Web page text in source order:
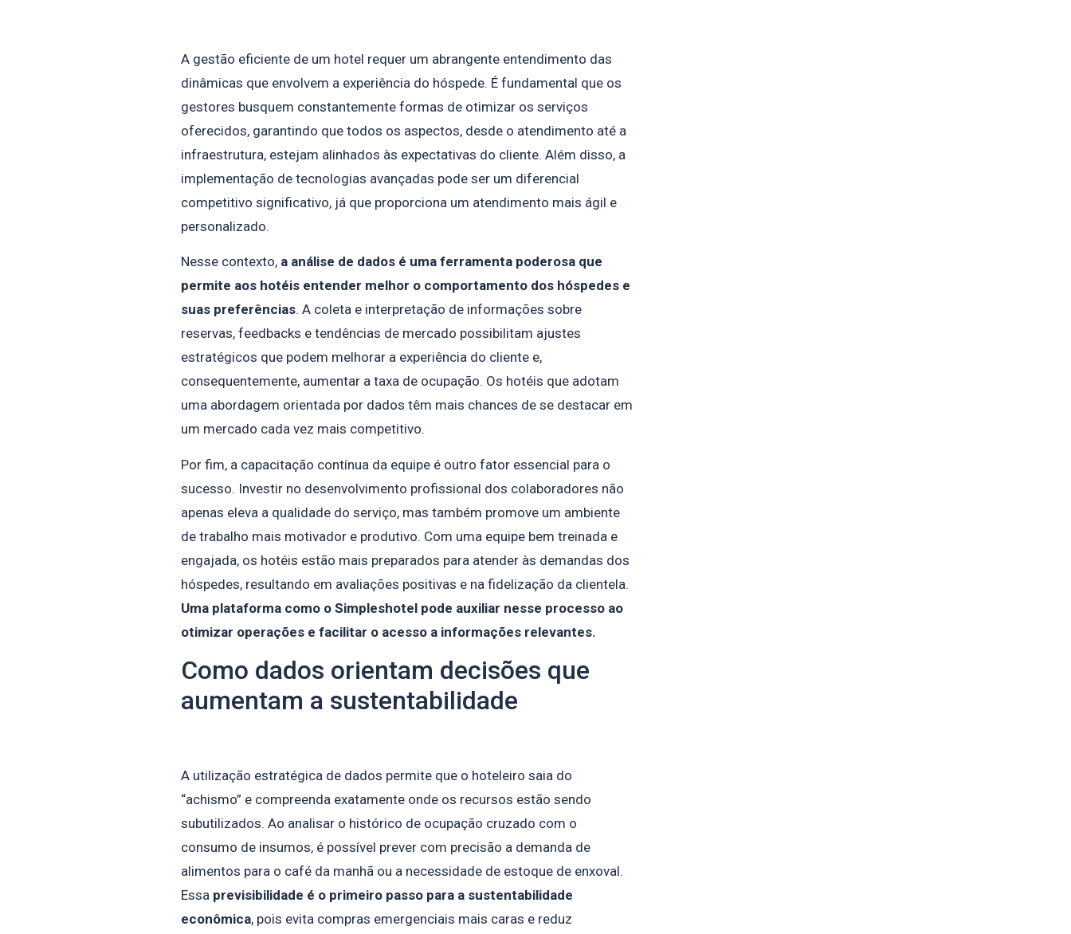
A gestão eficiente de um hotel requer um abrangente entendimento das
dinâmicas que envolvem a experiência do hóspede. É fundamental que os
gestores busquem constantemente formas de otimizar os serviços
oferecidos, garantindo que todos os aspectos, desde o atendimento até a
infraestrutura, estejam alinhados às expectativas do cliente. Além disso, a
implementação de tecnologias avançadas pode ser um diferencial
competitivo significativo, já que proporciona um atendimento mais ágil e
personalizado.
Nesse contexto, a análise de dados é uma ferramenta poderosa que
permite aos hotéis entender melhor o comportamento dos hóspedes e
suas preferências. A coleta e interpretação de informações sobre
reservas, feedbacks e tendências de mercado possibilitam ajustes
estratégicos que podem melhorar a experiência do cliente e,
consequentemente, aumentar a taxa de ocupação. Os hotéis que adotam
uma abordagem orientada por dados têm mais chances de se destacar em
um mercado cada vez mais competitivo.
Por fim, a capacitação contínua da equipe é outro fator essencial para o
sucesso. Investir no desenvolvimento profissional dos colaboradores não
apenas eleva a qualidade do serviço, mas também promove um ambiente
de trabalho mais motivador e produtivo. Com uma equipe bem treinada e
engajada, os hotéis estão mais preparados para atender às demandas dos
hóspedes, resultando em avaliações positivas e na fidelização da clientela.
Uma plataforma como o Simpleshotel pode auxiliar nesse processo ao
otimizar operações e facilitar o acesso a informações relevantes.
Como dados orientam decisões que
aumentam a sustentabilidade
A utilização estratégica de dados permite que o hoteleiro saia do
“achismo” e compreenda exatamente onde os recursos estão sendo
subutilizados. Ao analisar o histórico de ocupação cruzado com o
consumo de insumos, é possível prever com precisão a demanda de
alimentos para o café da manhã ou a necessidade de estoque de enxoval.
Essa previsibilidade é o primeiro passo para a sustentabilidade
econômica, pois evita compras emergenciais mais caras e reduz